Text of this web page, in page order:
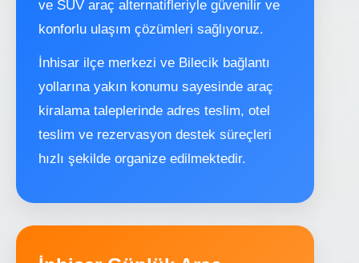
ve SUV araç alternatifleriyle güvenilir ve
konforlu ulaşım çözümleri sağlıyoruz.
İnhisar ilçe merkezi ve Bilecik bağlantı
yollarına yakın konumu sayesinde araç
kiralama taleplerinde adres teslim, otel
teslim ve rezervasyon destek süreçleri
hızlı şekilde organize edilmektedir.